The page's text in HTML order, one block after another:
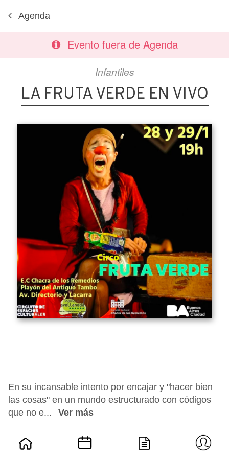
Agenda
Evento fuera de Agenda
Infantiles
LA FRUTA VERDE EN VIVO
En su incansable intento por encajar y "hacer bien
las cosas" en un mundo estructurado con códigos
que no e...
Ver más